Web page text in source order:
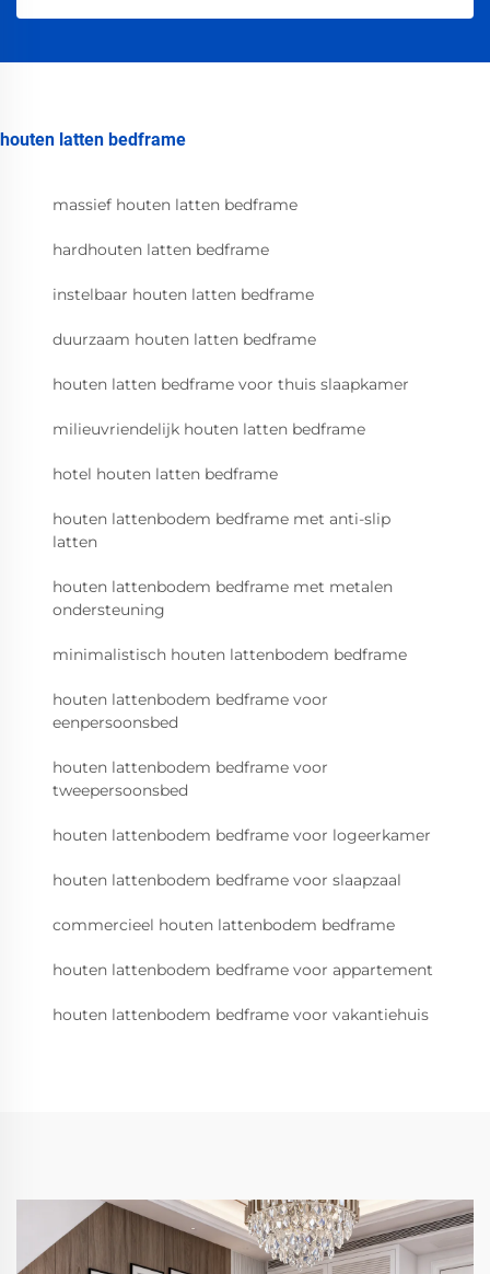
houten latten bedframe
massief houten latten bedframe
hardhouten latten bedframe
instelbaar houten latten bedframe
duurzaam houten latten bedframe
houten latten bedframe voor thuis slaapkamer
milieuvriendelijk houten latten bedframe
hotel houten latten bedframe
houten lattenbodem bedframe met anti-slip
latten
houten lattenbodem bedframe met metalen
ondersteuning
minimalistisch houten lattenbodem bedframe
houten lattenbodem bedframe voor
eenpersoonsbed
houten lattenbodem bedframe voor
tweepersoonsbed
houten lattenbodem bedframe voor logeerkamer
houten lattenbodem bedframe voor slaapzaal
commercieel houten lattenbodem bedframe
houten lattenbodem bedframe voor appartement
houten lattenbodem bedframe voor vakantiehuis